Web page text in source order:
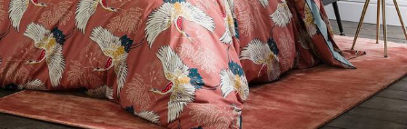
- Πλένοντας τα λευκά είδη στους 40° αντί για τους 60°,
μειώνετε την κατανάλωση ενέργειας
Διαστάσεις
- 140 x 200 εκ.: μονή
- 200 x 200 εκ.: διπλή